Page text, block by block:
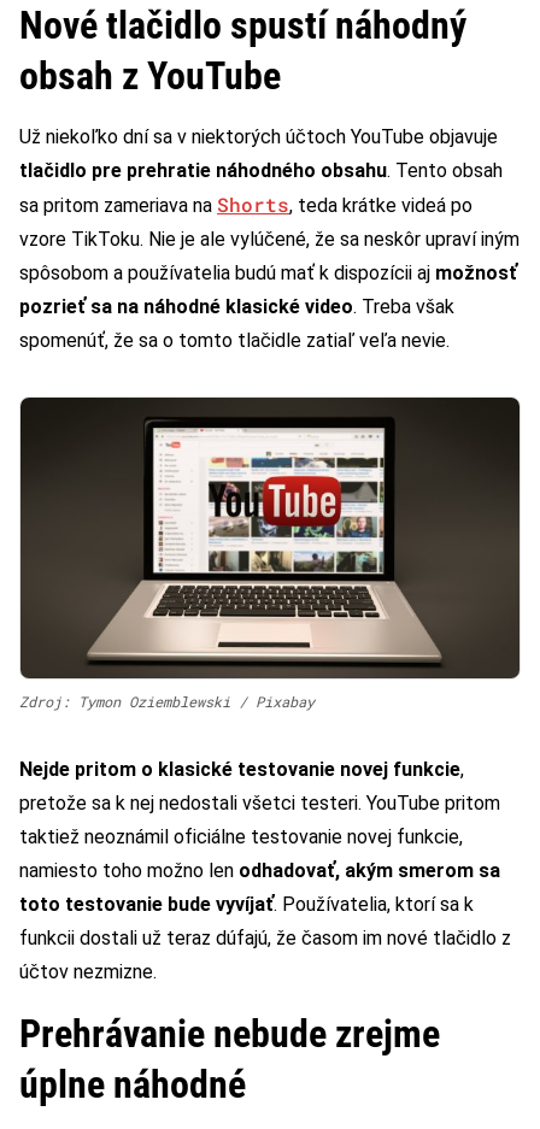
Nové tlačidlo spustí náhodný
obsah z YouTube
Už niekoľko dní sa v niektorých účtoch YouTube objavuje
tlačidlo pre prehratie náhodného obsahu. Tento obsah
sa pritom zameriava na Shorts, teda krátke videá po
vzore TikToku. Nie je ale vylúčené, že sa neskôr upraví iným
spôsobom a používatelia budú mať k dispozícii aj možnosť
pozrieť sa na náhodné klasické video. Treba však
spomenúť, že sa o tomto tlačidle zatiaľ veľa nevie.
Zdroj: Tymon Oziemblewski / Pixabay
Nejde pritom o klasické testovanie novej funkcie,
pretože sa k nej nedostali všetci testeri. YouTube pritom
taktiež neoznámil oficiálne testovanie novej funkcie,
namiesto toho možno len odhadovať, akým smerom sa
toto testovanie bude vyvíjať. Používatelia, ktorí sa k
funkcii dostali už teraz dúfajú, že časom im nové tlačidlo z
účtov nezmizne.
Prehrávanie nebude zrejme
úplne náhodné